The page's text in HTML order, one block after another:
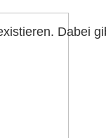
Dabei